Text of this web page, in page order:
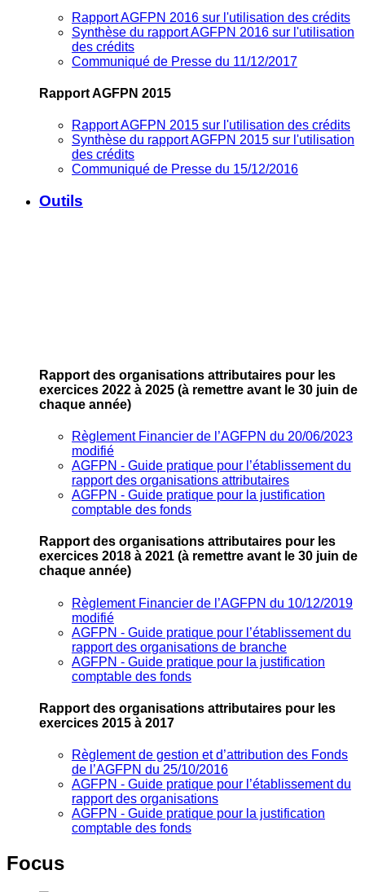
Rapport AGFPN 2016 sur l'utilisation des crédits
Synthèse du rapport AGFPN 2016 sur l'utilisation
des crédits
Communiqué de Presse du 11/12/2017
Rapport AGFPN 2015
Rapport AGFPN 2015 sur l'utilisation des crédits
Synthèse du rapport AGFPN 2015 sur l'utilisation
des crédits
Communiqué de Presse du 15/12/2016
Outils
Rapport des organisations attributaires pour les
exercices 2022 à 2025 (à remettre avant le 30 juin de
chaque année)
Règlement Financier de l’AGFPN du 20/06/2023
modifié
AGFPN ‐ Guide pratique pour l’établissement du
rapport des organisations attributaires
AGFPN ‐ Guide pratique pour la justification
comptable des fonds
Rapport des organisations attributaires pour les
exercices 2018 à 2021 (à remettre avant le 30 juin de
chaque année)
Règlement Financier de l’AGFPN du 10/12/2019
modifié
AGFPN ‐ Guide pratique pour l’établissement du
rapport des organisations de branche
AGFPN ‐ Guide pratique pour la justification
comptable des fonds
Rapport des organisations attributaires pour les
exercices 2015 à 2017
Règlement de gestion et d’attribution des Fonds
de l’AGFPN du 25/10/2016
AGFPN ‐ Guide pratique pour l’établissement du
rapport des organisations
AGFPN ‐ Guide pratique pour la justification
comptable des fonds
Focus